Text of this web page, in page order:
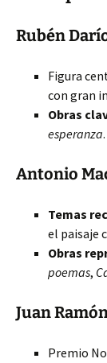
Rubén
Figura
con gran
Obras
esperanza.
Antonio
Temas
el paisaje
Obras
poemas,
Juan
Premio